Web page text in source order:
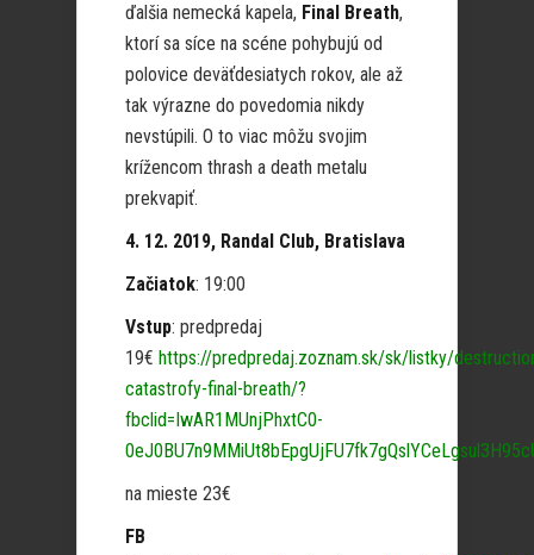
ďalšia nemecká kapela, Final Breath,
ktorí sa síce na scéne pohybujú od
polovice deväťdesiatych rokov, ale až
tak výrazne do povedomia nikdy
nevstúpili. O to viac môžu svojim
krížencom thrash a death metalu
prekvapiť.
4. 12. 2019, Randal Club, Bratislava
Začiatok: 19:00
Vstup: predpredaj
19€ https://predpredaj.zoznam.sk/sk/listky/
catastrofy-final-breath/?
fbclid=IwAR1MUnjPhxtC0-
na mieste 23€
FB